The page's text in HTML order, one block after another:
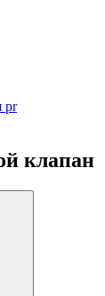
pr
клапан